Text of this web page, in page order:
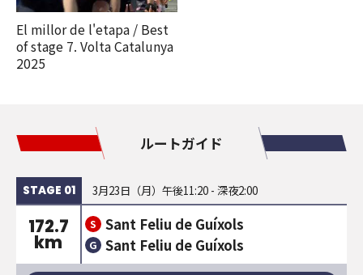
El millor de l'etapa / Best
of stage 7. Volta Catalunya
2025
ルートガイド
STAGE 01 3月23日（月）午後11:20 - 深夜2:00
172.7
km
S Sant Feliu de Guíxols
G Sant Feliu de Guíxols